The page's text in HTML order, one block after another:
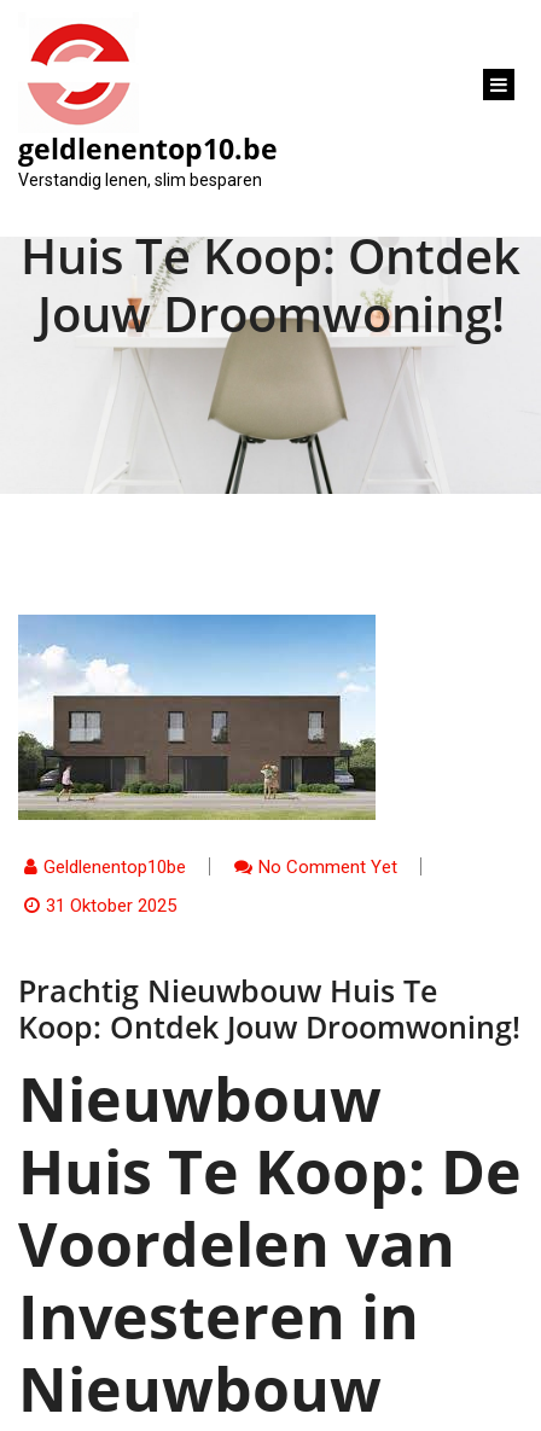
gaan
geldlenentop10.be
Verstandig lenen, slim besparen
Prachtig Nieuwbouw
Huis Te Koop: Ontdek
Jouw Droomwoning!
Geldlenentop10be
No Comment Yet
31 Oktober 2025
Prachtig Nieuwbouw Huis Te
Koop: Ontdek Jouw Droomwoning!
Nieuwbouw
Huis Te Koop: De
Voordelen van
Investeren in
Nieuwbouw